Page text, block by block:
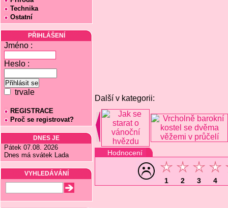
Technika
Ostatní
PŘIHLÁŠENÍ
Jméno :
Heslo :
trvale
REGISTRACE
Proč se registrovat?
DNES JE
Pátek 07.08. 2026
Dnes má svátek Lada
VYHLEDÁVÁNÍ
Další v kategorii:
Hodnocení
1 2 3 4